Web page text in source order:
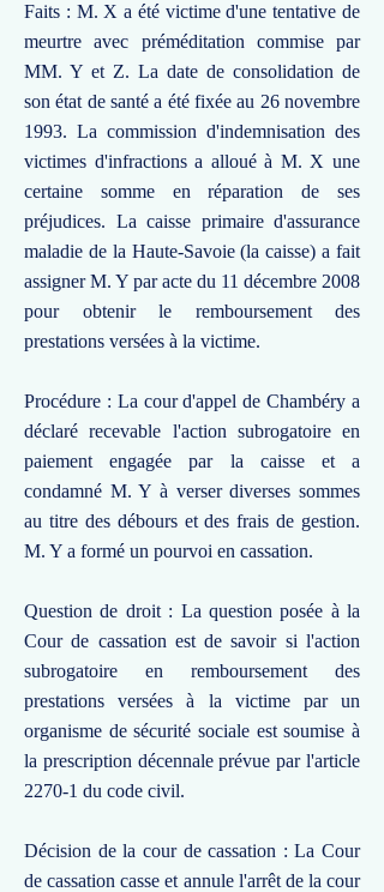
Faits : M. X a été victime d'une tentative de
meurtre avec préméditation commise par
MM. Y et Z. La date de consolidation de
son état de santé a été fixée au 26 novembre
1993. La commission d'indemnisation des
victimes d'infractions a alloué à M. X une
certaine somme en réparation de ses
préjudices. La caisse primaire d'assurance
maladie de la Haute-Savoie (la caisse) a fait
assigner M. Y par acte du 11 décembre 2008
pour obtenir le remboursement des
prestations versées à la victime.
Procédure : La cour d'appel de Chambéry a
déclaré recevable l'action subrogatoire en
paiement engagée par la caisse et a
condamné M. Y à verser diverses sommes
au titre des débours et des frais de gestion.
M. Y a formé un pourvoi en cassation.
Question de droit : La question posée à la
Cour de cassation est de savoir si l'action
subrogatoire en remboursement des
prestations versées à la victime par un
organisme de sécurité sociale est soumise à
la prescription décennale prévue par l'article
2270-1 du code civil.
Décision de la cour de cassation : La Cour
de cassation casse et annule l'arrêt de la cour